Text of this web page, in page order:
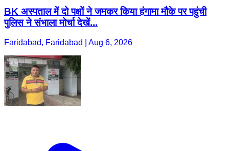
BK अस्पताल में दो पक्षों ने जमकर किया हंगामा मौके पर पहुंची
पुलिस ने संभाला मोर्चा देखें...
Faridabad, Faridabad | Aug 6, 2026